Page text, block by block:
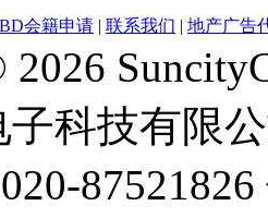
会籍申请 | 联系我们 | 地产广告
子科技有限